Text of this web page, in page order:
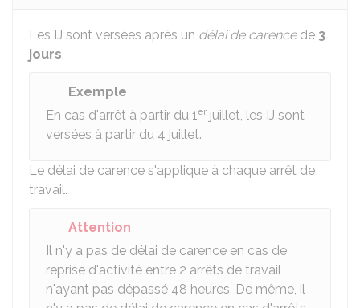
Les IJ sont versées après un délai de carencede 3
jours.
Exemple
En cas d'arrêt à partir du 1er juillet, les IJ sont
versées à partir du 4 juillet.
Le délai de carence s'applique à chaque arrêt de
travail.
Attention
Il n'y a pas de délai de carence en cas de
reprise d'activité entre 2 arrêts de travail
n'ayant pas dépassé 48 heures. De même, il